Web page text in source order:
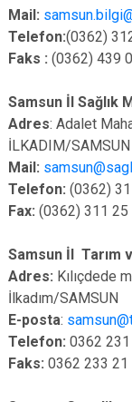
Mail:
Telefon:(0362)
Faks : (0362) 439
Samsun İl Sağlık
Adres: Adalet
İLKADIM/SAMSUN
Mail:
Telefon: (0362)
Fax: (0362) 311 25
Samsun İl Tarım
Adres: Kılıçdede
İlkadım/SAMSUN
E-posta:
Telefon: 0362
Faks: 0362 233 21